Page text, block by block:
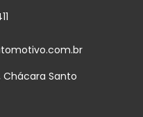
Chácara Santo